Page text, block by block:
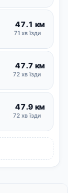
47.1 км
71 хв їзди
47.7 км
72 хв їзди
47.9 км
72 хв їзди